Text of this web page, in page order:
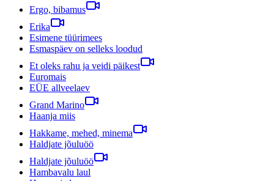
Ergo, bibamus
Erika
Esimene tüürimees
Esmaspäev on selleks loodud
Et oleks rahu ja veidi päikest
Euromais
EÜE allveelaev
Grand Marino
Haanja miis
Hakkame, mehed, minema
Haldjate jõuluöö
Haldjate jõuluöö
Hambavalu laul